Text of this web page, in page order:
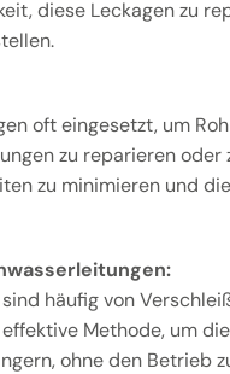
diese Leckagen zu
oft eingesetzt, um
zu reparieren oder
zu minimieren und
häufig von
Methode, um
ohne den Betrieb